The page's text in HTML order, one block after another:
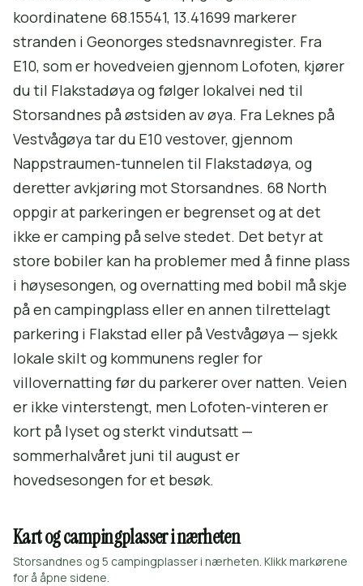
koordinatene 68.15541, 13.41699 markerer
stranden i Geonorges stedsnavnregister. Fra
E10, som er hovedveien gjennom Lofoten, kjører
du til Flakstadøya og følger lokalvei ned til
Storsandnes på østsiden av øya. Fra Leknes på
Vestvågøya tar du E10 vestover, gjennom
Nappstraumen-tunnelen til Flakstadøya, og
deretter avkjøring mot Storsandnes. 68 North
oppgir at parkeringen er begrenset og at det
ikke er camping på selve stedet. Det betyr at
store bobiler kan ha problemer med å finne plass
i høysesongen, og overnatting med bobil må skje
på en campingplass eller en annen tilrettelagt
parkering i Flakstad eller på Vestvågøya — sjekk
lokale skilt og kommunens regler for
villovernatting før du parkerer over natten. Veien
er ikke vinterstengt, men Lofoten-vinteren er
kort på lyset og sterkt vindutsatt —
sommerhalvåret juni til august er
hovedsesongen for et besøk.
Kart og campingplasser i nærheten
Storsandnes og 5 campingplasser i nærheten. Klikk markørene
for å åpne sidene.